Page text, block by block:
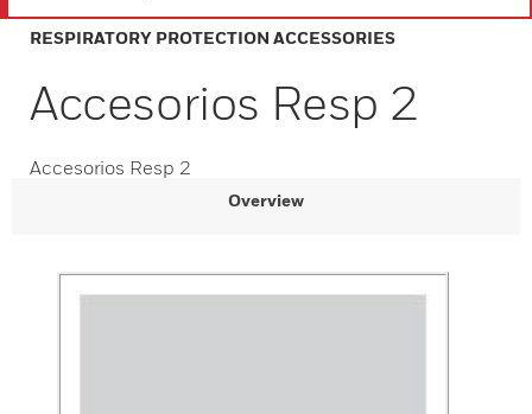
RESPIRATORY PROTECTION ACCESSORIES
Accesorios Resp 2
Accesorios Resp 2
Overview